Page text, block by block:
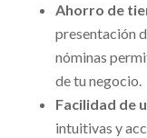
Ahorro de
presentación
nóminas
de tu negocio.
Facilidad de
intuitivas y